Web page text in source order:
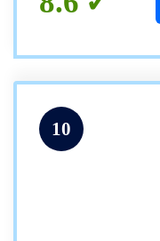
10